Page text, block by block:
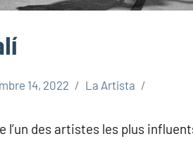
14, 2022 La Artista
l’un des artistes les plus